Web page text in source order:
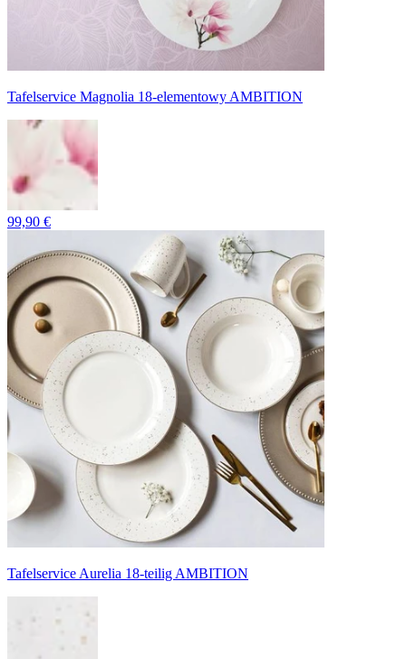
Tafelservice Magnolia 18-elementowy AMBITION
99,90 €
Tafelservice Aurelia 18-teilig AMBITION